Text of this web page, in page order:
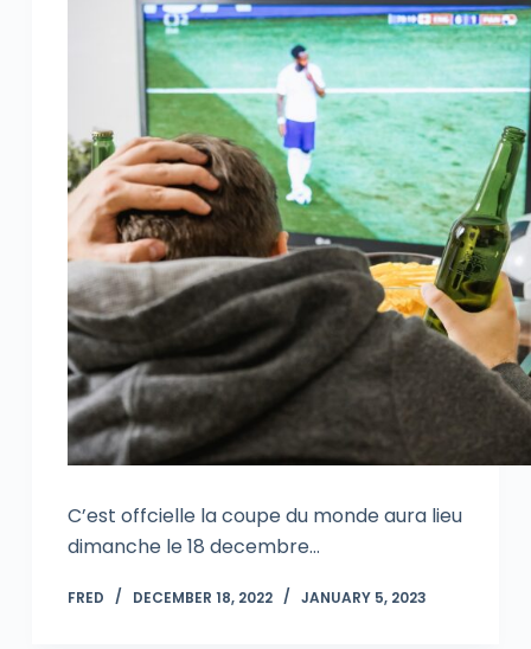
C’est offcielle la coupe du monde aura lieu
dimanche le 18 decembre…
FRED DECEMBER 18, 2022 JANUARY 5, 2023